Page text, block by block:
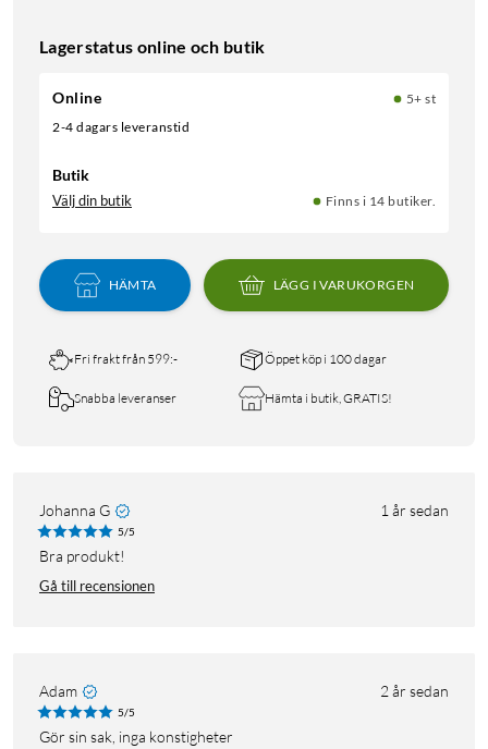
Lagerstatus online och butik
Online
5+ st
2-4 dagars leveranstid
Butik
Välj din butik Finns i 14 butiker.
HÄMTA LÄGG I VARUKORGEN
Fri frakt från 599:- Öppet köp i 100 dagar
Snabba leveranser Hämta i butik, GRATIS!
Johanna G 1 år sedan
5/5
Bra produkt!
Gå till recensionen
Adam 2 år sedan
5/5
Gör sin sak, inga konstigheter